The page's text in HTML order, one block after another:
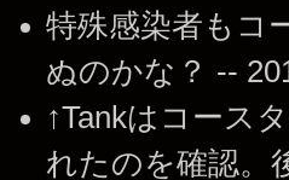
特殊感染者もコ
ぬのかな？ --
↑Tankはコース
れたのを確認。